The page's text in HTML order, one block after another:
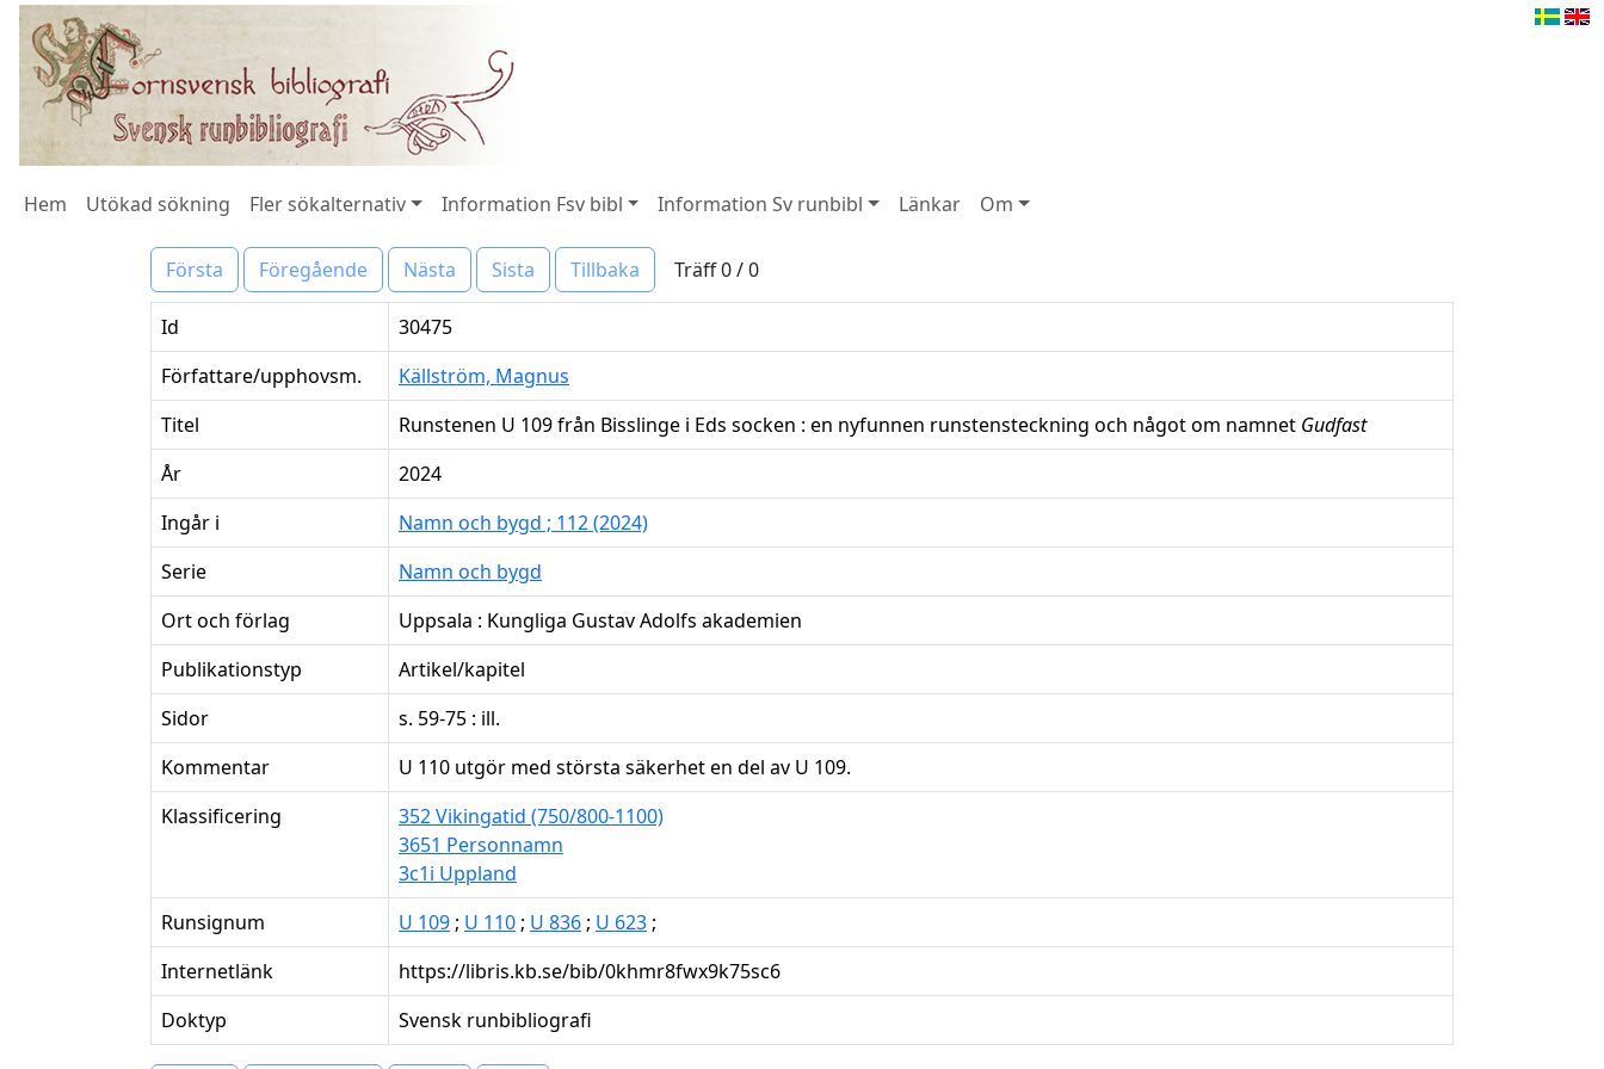
Hem Utökad sökning Fler sökalternativ Information Fsv bibl Information Sv runbibl Länkar Om
Första Föregående Nästa Sista Tillbaka Träff 0 / 0
Id
30475
Författare/upphovsm.
Källström, Magnus
Titel
Runstenen U 109 från Bisslinge i Eds socken : en nyfunnen runstensteckning och något om namnet Gudfast
År
2024
Ingår i
Namn och bygd ; 112 (2024)
Serie
Namn och bygd
Ort och förlag
Uppsala : Kungliga Gustav Adolfs akademien
Publikationstyp
Artikel/kapitel
Sidor
s. 59-75 : ill.
Kommentar
U 110 utgör med största säkerhet en del av U 109.
Klassificering
352 Vikingatid (750/800-1100)
3651 Personnamn
3c1i Uppland
Runsignum
U 109 ; U 110 ; U 836 ; U 623 ;
Internetlänk
https://libris.kb.se/bib/0khmr8fwx9k75sc6
Doktyp
Svensk runbibliografi